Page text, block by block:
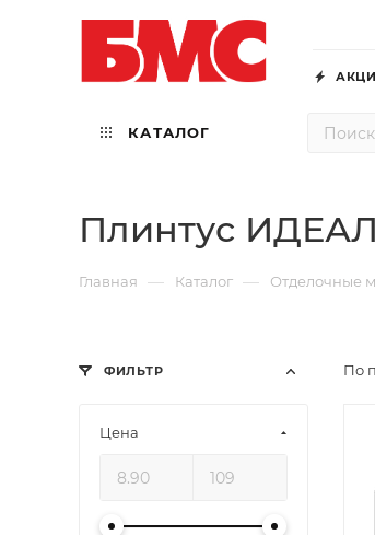
КАТАЛОГ
Плинтус
Главная — Каталог — Отделочные
По
ФИЛЬТР
Цена